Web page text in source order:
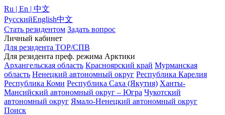
Ru | En | 中文
РусскийEnglish中文
Стать резидентом Задать вопрос
Личный кабинет
Для резидента ТОР/СПВ
Для резидента преф. режима Арктики
Архангельская область Красноярский край Мурманская
область Ненецкий автономный округ Республика Карелия
Республика Коми Республика Саха (Якутия) Ханты-
Мансийский автономный округ – Югра Чукотский
автономный округ Ямало-Ненецкий автономный округ
Поиск